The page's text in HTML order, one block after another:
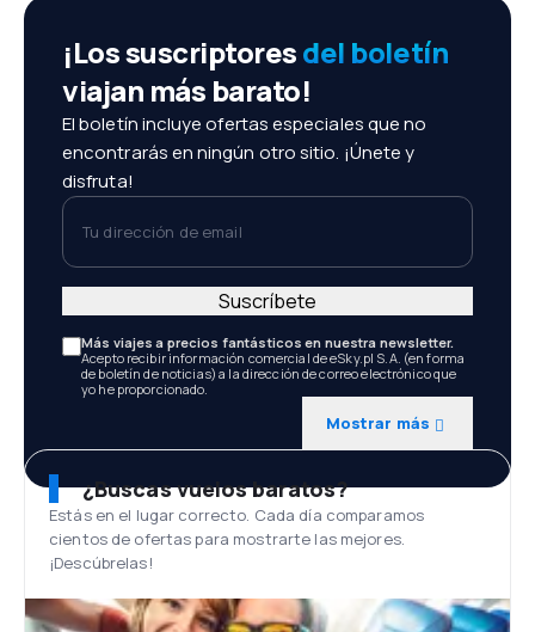
¡Los suscriptoresdel boletín
viajan más barato!
El boletín incluye ofertas especiales que no
encontrarás en ningún otro sitio. ¡Únete y
disfruta!
Tu dirección de email
Más viajes a precios fantásticos en nuestra newsletter.
Acepto recibir información comercial de eSky.pl S.A. (en forma
de boletín de noticias) a la dirección de correo electrónico que
yo he proporcionado.
Mostrar más
Suscríbete
¿Buscas vuelos baratos?
Estás en el lugar correcto. Cada día comparamos
cientos de ofertas para mostrarte las mejores.
¡Descúbrelas!